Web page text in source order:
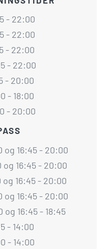
- 22:00
- 22:00
- 22:00
- 22:00
- 20:00
- 18:00
- 20:00
og 16:45 - 20:00
og 16:45 - 20:00
og 16:45 - 20:00
og 16:45 - 20:00
og 16:45 - 18:45
- 14:00
- 14:00